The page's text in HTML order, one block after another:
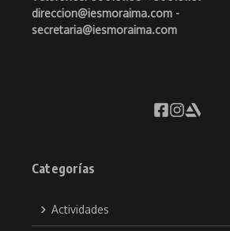
direccion@iesmoraima.com -
secretaria@iesmoraima.com
Categorías
Actividades